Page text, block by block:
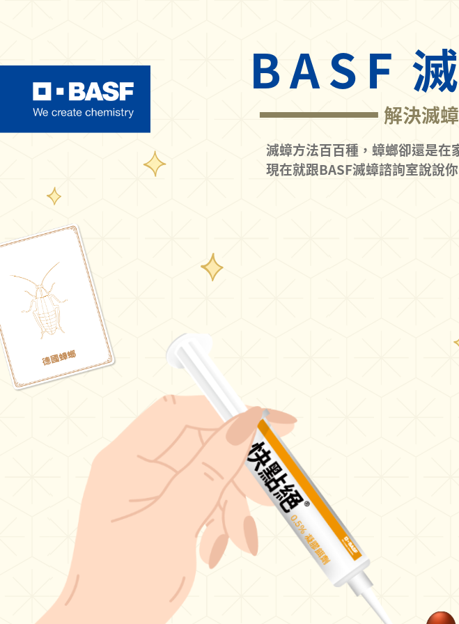
BASF
解決滅
滅蟑方法百百種，蟑螂卻還是在
現在就跟BASF滅蟑諮詢室說說